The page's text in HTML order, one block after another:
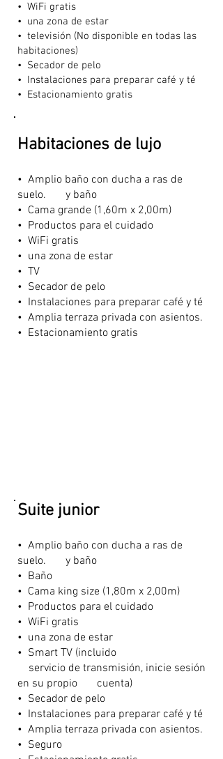
• WiFi gratis
• una zona de estar
• televisión (No disponible en todas las
habitaciones)
• Secador de pelo
• Instalaciones para preparar café y té​
• Estacionamiento gratis
Habitaciones de lujo
• Amplio baño con ducha a ras de
suelo. y baño
• Cama grande (1,60m x 2,00m)
• Productos para el cuidado
• WiFi gratis
• una zona de estar
• TV
• Secador de pelo
• Instalaciones para preparar café y té​
• Amplia terraza privada con asientos.
• Estacionamiento gratis
Suite junior
• Amplio baño con ducha a ras de
suelo. y baño
• Baño
• Cama king size (1,80m x 2,00m)
• Productos para el cuidado
• WiFi gratis
• una zona de estar
• Smart TV (incluido
servicio de transmisión, inicie sesión
en su propio cuenta)
• Secador de pelo
• Instalaciones para preparar café y té​
• Amplia terraza privada con asientos.
• Seguro